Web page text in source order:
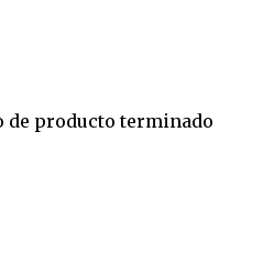
de producto terminado